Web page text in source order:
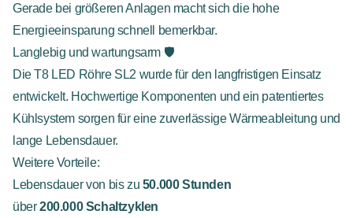
Gerade bei größeren Anlagen macht sich die hohe
Energieeinsparung schnell bemerkbar.
Langlebig und wartungsarm 🛡️
Die T8 LED Röhre SL2 wurde für den langfristigen Einsatz
entwickelt. Hochwertige Komponenten und ein patentiertes
Kühlsystem sorgen für eine zuverlässige Wärmeableitung und
lange Lebensdauer.
Weitere Vorteile:
Lebensdauer von bis zu 50.000 Stunden
über200.000 Schaltzyklen